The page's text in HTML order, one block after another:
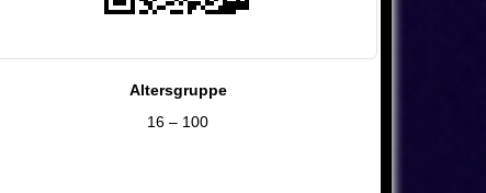
Altersgruppe
16 – 100